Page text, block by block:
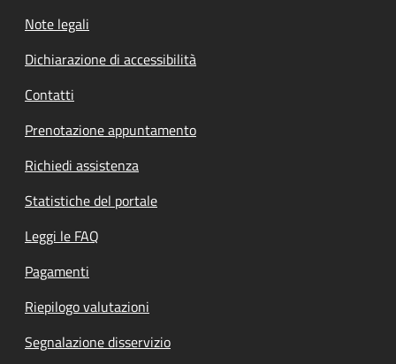
Note legali
Dichiarazione di accessibilità
Contatti
Prenotazione appuntamento
Richiedi assistenza
Statistiche del portale
Leggi le FAQ
Pagamenti
Riepilogo valutazioni
Segnalazione disservizio